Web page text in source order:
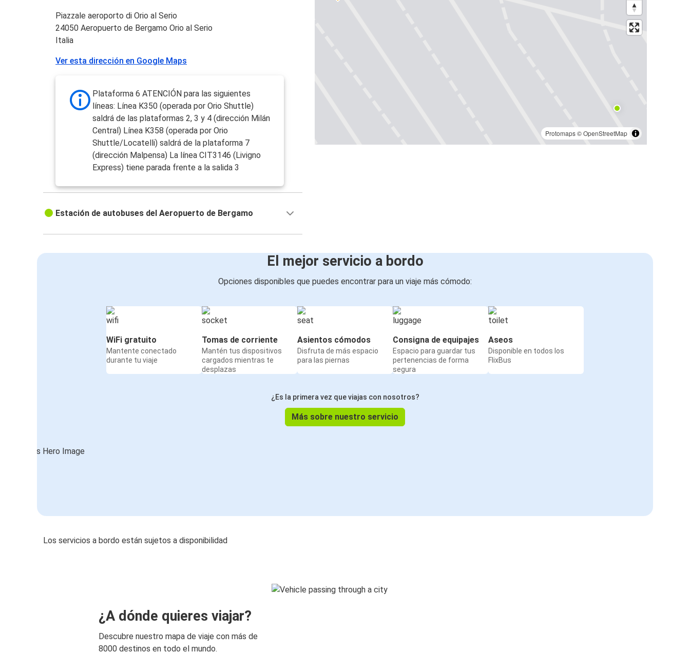
Protomaps©OpenStreetMap
Piazzale aeroporto di Orio al Serio
24050 Aeropuerto de Bergamo Orio al Serio
Italia
Ver esta dirección en Google Maps
Plataforma 6 ATENCIÓN para las siguientes
líneas: Línea K350 (operada por Orio Shuttle)
saldrá de las plataformas 2, 3 y 4 (dirección Milán
Central) Línea K358 (operada por Orio
Shuttle/Locatelli) saldrá de la plataforma 7
(dirección Malpensa) La línea CIT3146 (Livigno
Express) tiene parada frente a la salida 3
Estación de autobuses del Aeropuerto de Bergamo
El mejor servicio a bordo
Opciones disponibles que puedes encontrar para un viaje más cómodo:
WiFi gratuito
Mantente conectado
durante tu viaje
Tomas de corriente
Mantén tus dispositivos
cargados mientras te
desplazas
Asientos cómodos
Disfruta de más espacio
para las piernas
Consigna de equipajes
Espacio para guardar tus
pertenencias de forma
segura
Aseos
Disponible en todos los
FlixBus
¿Es la primera vez que viajas con nosotros?
Más sobre nuestro servicio
Los servicios a bordo están sujetos a disponibilidad
¿A dónde quieres viajar?
Descubre nuestro mapa de viaje con más de
8000 destinos en todo el mundo.